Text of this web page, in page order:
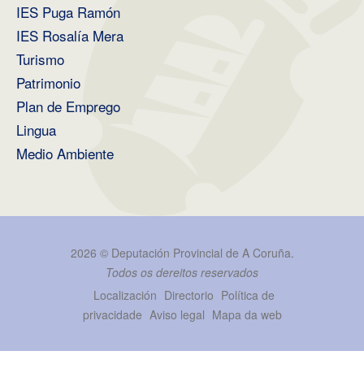
IES Puga Ramón
IES Rosalía Mera
Turismo
Patrimonio
Plan de Emprego
Lingua
Medio Ambiente
2026 © Deputación Provincial de A Coruña.
Todos os dereitos reservados
Localización Directorio Política de
privacidade Aviso legal Mapa da web